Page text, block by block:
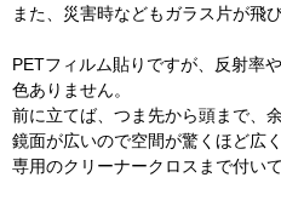
また、災害時などもガラス片が飛
PETフィルム貼りですが、反射率
色ありません。
前に立てば、つま先から頭まで、
鏡面が広いので空間が驚くほど広く
専用のクリーナークロスまで付い